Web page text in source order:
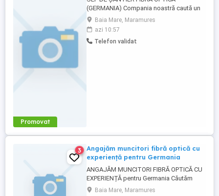
Promovat
(GERMANIA) Compania noastră caută un
Șef de Șantier pentru proiecte de instalare
și dezvoltare rețele de fibră optică în
Germania. Cerințe obligatorii: Experiență
relevantă în coordonarea lucrărilor de fibră
Baia Mare, Maramures
azi 10:57
Telefon validat
3
Angajăm muncitori fibră optică cu
experiență pentru Germania
ANGAJĂM MUNCITORI FIBRĂ OPTICĂ CU
EXPERIENȚĂ pentru Germania Căutăm
oameni serioși și cu experiență în fibră
Baia Mare, Maramures